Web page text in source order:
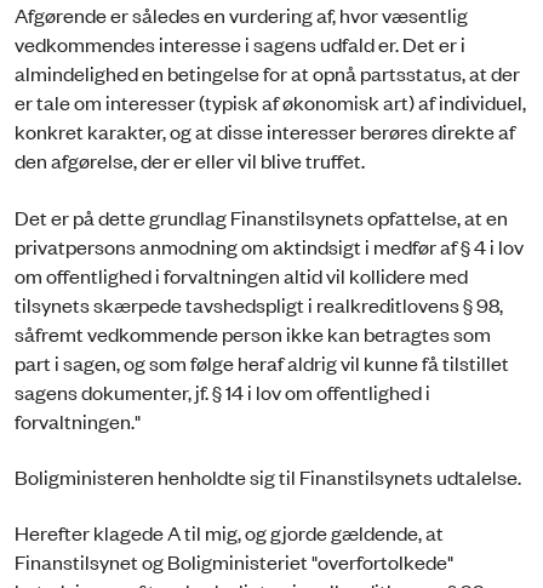
Afgørende er således en vurdering af, hvor væsentlig
vedkommendes interesse i sagens udfald er. Det er i
almindelighed en betingelse for at opnå partsstatus, at der
er tale om interesser (typisk af økonomisk art) af individuel,
konkret karakter, og at disse interesser berøres direkte af
den afgørelse, der er eller vil blive truffet.
Det er på dette grundlag Finanstilsynets opfattelse, at en
privatpersons anmodning om aktindsigt i medfør af § 4 i lov
om offentlighed i forvaltningen altid vil kollidere med
tilsynets skærpede tavshedspligt i realkreditlovens § 98,
såfremt vedkommende person ikke kan betragtes som
part i sagen, og som følge heraf aldrig vil kunne få tilstillet
sagens dokumenter, jf. § 14 i lov om offentlighed i
forvaltningen."
Boligministeren henholdte sig til Finanstilsynets udtalelse.
Herefter klagede A til mig, og gjorde gældende, at
Finanstilsynet og Boligministeriet "overfortolkede"